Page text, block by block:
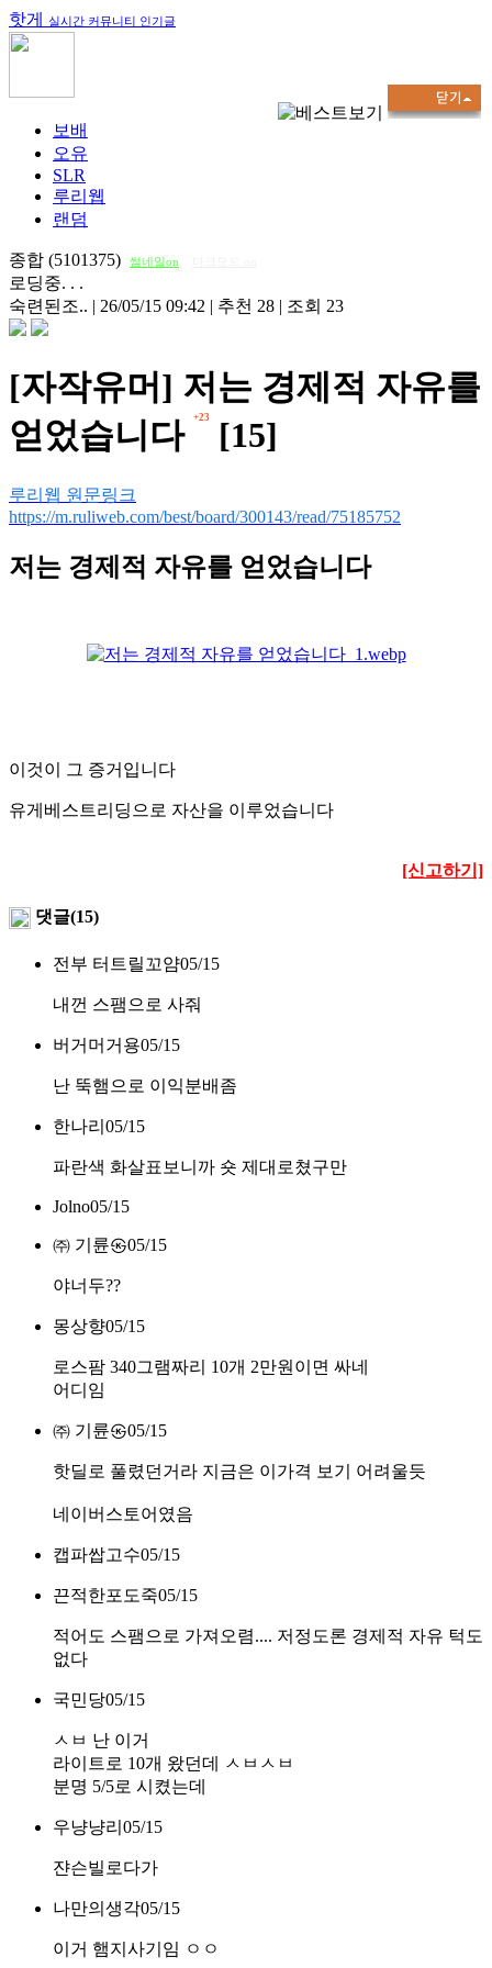
핫게 실시간 커뮤니티 인기글
보배
오유
SLR
루리웹
랜덤
종합 (5101375) 썸네일on
로딩중. . .
숙련된조.. | 26/05/15 09:42 | 추천 28 | 조회 23
[자작유머] 저는 경제적 자유를
얻었습니다
+23 [15]
루리웹 원문링크
https://m.ruliweb.com/best/board/300143/read/75185752
저는 경제적 자유를 얻었습니다
이것이 그 증거입니다
유게베스트리딩으로 자산을 이루었습니다
[신고하기]
댓글(15)
전부 터트릴꼬얌05/15
내껀 스팸으로 사줘
버거머거용05/15
난 뚝햄으로 이익분배좀
한나리 05/15
파란색 화살표보니까 숏 제대로쳤구만
Jolno05/15
㈜ 기륜㉿05/15
야너두??
몽상향05/15
로스팜 340그램짜리 10개 2만원이면 싸네
어디임
㈜ 기륜㉿05/15
핫딜로 풀렸던거라 지금은 이가격 보기 어려울듯
네이버스토어였음
캡파쌉고수05/15
끈적한포도죽05/15
적어도 스팸으로 가져오렴.... 저정도론 경제적 자유 턱도
없다
국민당05/15
ㅅㅂ 난 이거
라이트로 10개 왔던데 ㅅㅂㅅㅂ
분명 5/5로 시켰는데
우냥냥리 05/15
쟌슨빌로다가
나만의생각05/15
이거 햄지사기임 ㅇㅇ